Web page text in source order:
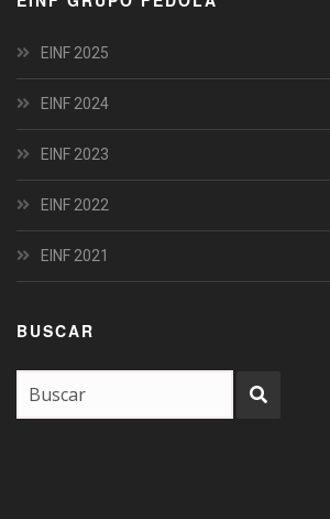
EINF 2025
EINF 2024
EINF 2023
EINF 2022
EINF 2021
BUSCAR